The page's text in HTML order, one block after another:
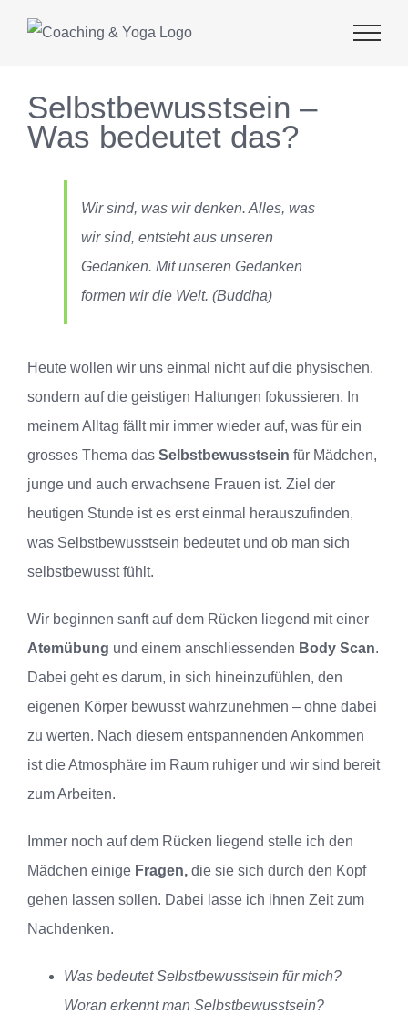
Selbstbewusstsein –
Was bedeutet das?
Wir sind, was wir denken. Alles, was
wir sind, entsteht aus unseren
Gedanken. Mit unseren Gedanken
formen wir die Welt. (Buddha)
Heute wollen wir uns einmal nicht auf die physischen,
sondern auf die geistigen Haltungen fokussieren. In
meinem Alltag fällt mir immer wieder auf, was für ein
grosses Thema das Selbstbewusstsein für Mädchen,
junge und auch erwachsene Frauen ist. Ziel der
heutigen Stunde ist es erst einmal herauszufinden,
was Selbstbewusstsein bedeutet und ob man sich
selbstbewusst fühlt.
Wir beginnen sanft auf dem Rücken liegend mit einer
Atemübung und einem anschliessenden Body Scan.
Dabei geht es darum, in sich hineinzufühlen, den
eigenen Körper bewusst wahrzunehmen – ohne dabei
zu werten. Nach diesem entspannenden Ankommen
ist die Atmosphäre im Raum ruhiger und wir sind bereit
zum Arbeiten.
Immer noch auf dem Rücken liegend stelle ich den
Mädchen einige Fragen, die sie sich durch den Kopf
gehen lassen sollen. Dabei lasse ich ihnen Zeit zum
Nachdenken.
Was bedeutet Selbstbewusstsein für mich?
Woran erkennt man Selbstbewusstsein?